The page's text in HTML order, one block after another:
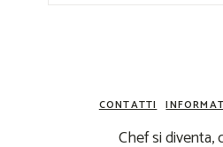
CONTATTI
Chef si diventa,